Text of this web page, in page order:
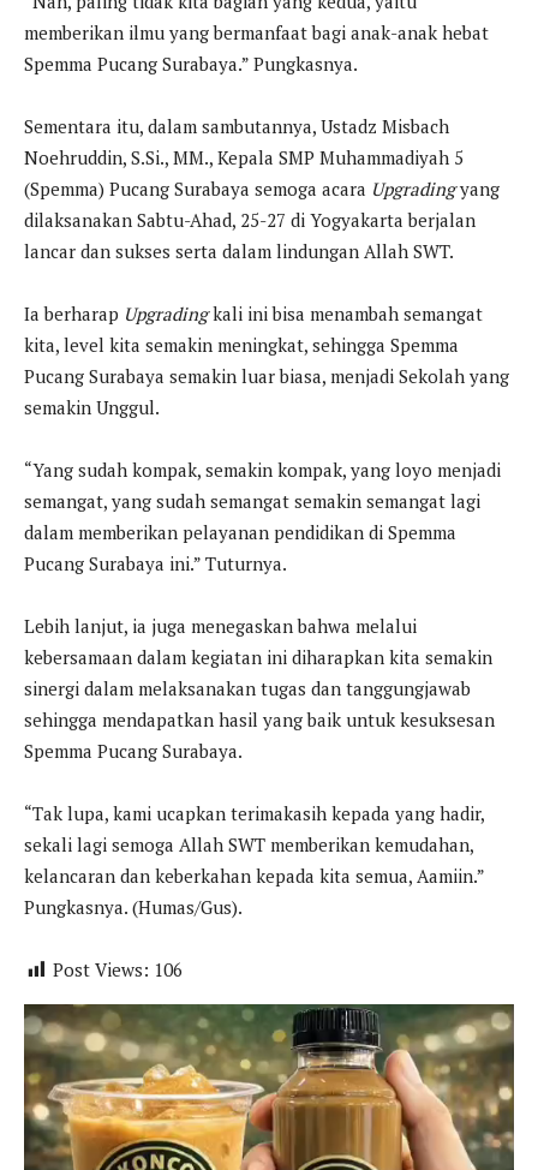
memberikan ilmu yang bermanfaat bagi anak-anak hebat
Spemma Pucang Surabaya.” Pungkasnya.
Sementara itu, dalam sambutannya, Ustadz Misbach
Noehruddin, S.Si., MM., Kepala SMP Muhammadiyah 5
(Spemma) Pucang Surabaya semoga acara Upgradingyang
dilaksanakan Sabtu-Ahad, 25-27 di Yogyakarta berjalan
lancar dan sukses serta dalam lindungan Allah SWT.
Ia berharap Upgradingkali ini bisa menambah semangat
kita, level kita semakin meningkat, sehingga Spemma
Pucang Surabaya semakin luar biasa, menjadi Sekolah yang
semakin Unggul.
“Yang sudah kompak, semakin kompak, yang loyo menjadi
semangat, yang sudah semangat semakin semangat lagi
dalam memberikan pelayanan pendidikan di Spemma
Pucang Surabaya ini.” Tuturnya.
Lebih lanjut, ia juga menegaskan bahwa melalui
kebersamaan dalam kegiatan ini diharapkan kita semakin
sinergi dalam melaksanakan tugas dan tanggungjawab
sehingga mendapatkan hasil yang baik untuk kesuksesan
Spemma Pucang Surabaya.
“Tak lupa, kami ucapkan terimakasih kepada yang hadir,
sekali lagi semoga Allah SWT memberikan kemudahan,
kelancaran dan keberkahan kepada kita semua, Aamiin.”
Pungkasnya. (Humas/Gus).
Post Views: 106